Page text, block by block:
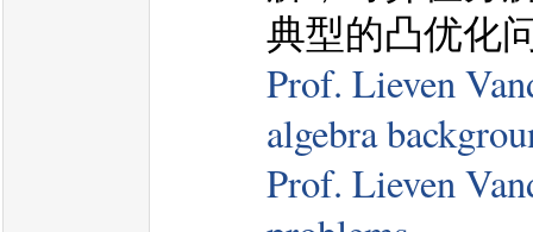
典型的凸优化
Prof. Lieven
algebra
Prof. Lieven